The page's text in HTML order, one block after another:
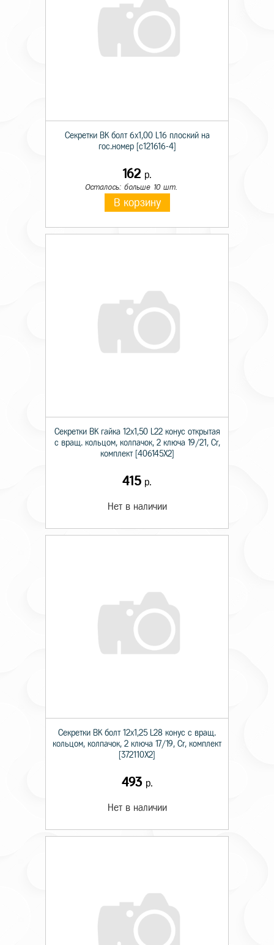
Секретки BK болт 6х1,00 L16 плоский на
гос.номер [c121616-4]
162 р.
Осталось: больше 10 шт.
В корзину
Секретки BK гайка 12х1,50 L22 конус открытая
с вращ. кольцом, колпачок, 2 ключа 19/21, Cr,
комплект [406145X2]
415 р.
Нет в наличии
Секретки BK болт 12х1,25 L28 конус с вращ.
кольцом, колпачок, 2 ключа 17/19, Cr, комплект
[372110X2]
493р.
Нет в наличии